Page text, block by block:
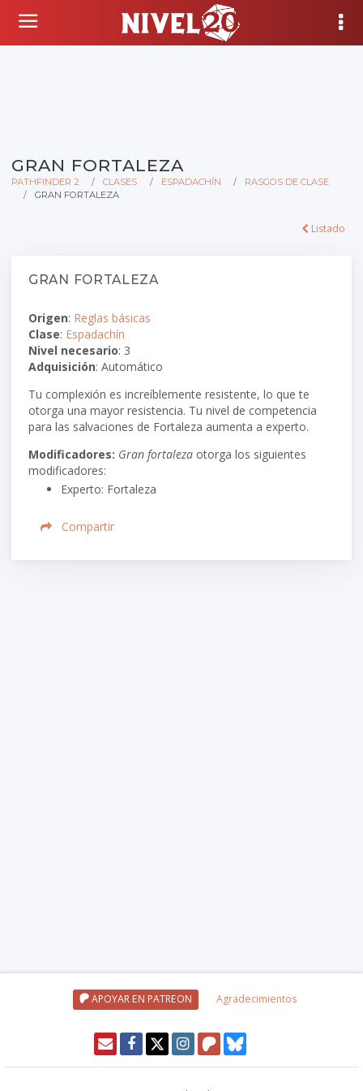
GRAN FORTALEZA
PATHFINDER 2 CLASES ESPADACHÍN
RASGOS DE CLASE
GRAN FORTALEZA
Listado
GRAN FORTALEZA
Origen: Reglas básicas
Clase: Espadachín
Nivel necesario: 3
Adquisición: Automático
Tu complexión es increíblemente resistente, lo que te
otorga una mayor resistencia. Tu nivel de competencia
para las salvaciones de Fortaleza aumenta a experto.
Modificadores: Gran fortaleza otorga los siguientes
modificadores:
Experto: Fortaleza
Compartir
APOYAR EN PATREON Agradecimientos